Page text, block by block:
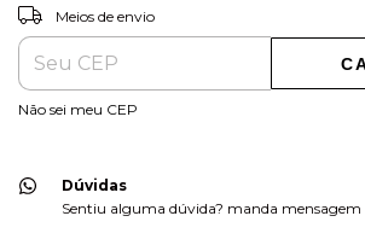
Entregas para o CEP:
Meios de envio
Não sei meu CEP
Dúvidas
Sentiu alguma dúvida? manda mensagem